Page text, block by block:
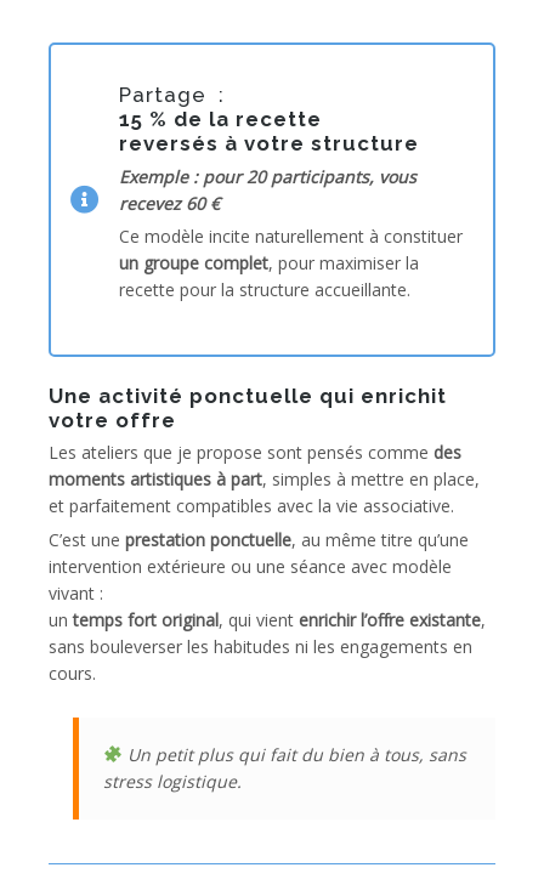
Partage :
15 % de la recette
reversés à votre structure
Exemple : pour 20 participants, vous
recevez 60 €
Ce modèle incite naturellement à constituer
un groupe complet, pour maximiser la
recette pour la structure accueillante.
Une activité ponctuelle qui enrichit
votre offre
Les ateliers que je propose sont pensés comme des
moments artistiques à part, simples à mettre en place,
et parfaitement compatibles avec la vie associative.
C’est une prestation ponctuelle, au même titre qu’une
intervention extérieure ou une séance avec modèle
vivant :
untemps fort original, qui vient enrichir l’offre existante,
sans bouleverser les habitudes ni les engagements en
cours.
Un petit plus qui fait du bien à tous, sans
stress logistique.